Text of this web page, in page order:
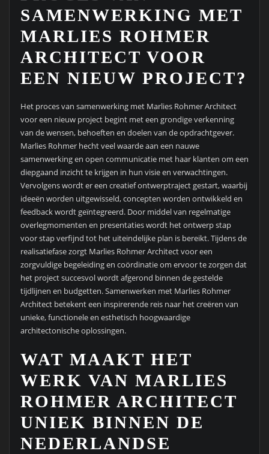
SAMENWERKING MET
MARLIES ROHMER
ARCHITECT VOOR
EEN NIEUW PROJECT?
Het proces van samenwerking met Marlies Rohmer Architect
voor een nieuw project begint met een grondige verkenning
van de wensen, behoeften en doelen van de opdrachtgever.
Marlies Rohmer hecht veel waarde aan een nauwe
samenwerking en open communicatie met haar klanten om een
diepgaand inzicht te krijgen in hun visie en verwachtingen.
Vervolgens wordt er een creatief ontwerptraject gestart, waarbij
ideeën worden uitgewisseld, concepten worden ontwikkeld en
feedback wordt geïntegreerd. Door middel van regelmatige
overlegmomenten en presentaties wordt het ontwerp stap
voor stap verfijnd tot het uiteindelijke plan is bereikt. Tijdens de
realisatiefase zorgt Marlies Rohmer Architect voor een
zorgvuldige begeleiding en coördinatie om ervoor te zorgen dat
het project succesvol wordt afgerond binnen de gestelde
tijdlijnen en budgetten. Samenwerken met Marlies Rohmer
Architect betekent een inspirerende reis naar het creëren van
unieke, functionele en esthetisch hoogwaardige
architectonische oplossingen.
WAT MAAKT HET
WERK VAN MARLIES
ROHMER ARCHITECT
UNIEK BINNEN DE
NEDERLANDSE